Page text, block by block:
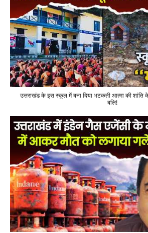
उत्तराखंड के इस स्कूल में बना दिया भटकती आत्मा की शांति
बलि!